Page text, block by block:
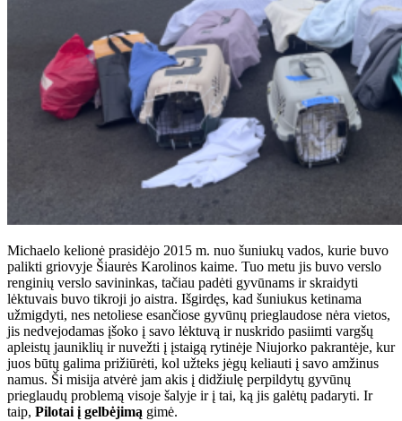
Michaelo kelionė prasidėjo 2015 m. nuo šuniukų vados, kurie buvo
palikti griovyje Šiaurės Karolinos kaime. Tuo metu jis buvo verslo
renginių verslo savininkas, tačiau padėti gyvūnams ir skraidyti
lėktuvais buvo tikroji jo aistra. Išgirdęs, kad šuniukus ketinama
užmigdyti, nes netoliese esančiose gyvūnų prieglaudose nėra vietos,
jis nedvejodamas įšoko į savo lėktuvą ir nuskrido pasiimti vargšų
apleistų jauniklių ir nuvežti į įstaigą rytinėje Niujorko pakrantėje, kur
juos būtų galima prižiūrėti, kol užteks jėgų keliauti į savo amžinus
namus. Ši misija atvėrė jam akis į didžiulę perpildytų gyvūnų
prieglaudų problemą visoje šalyje ir į tai, ką jis galėtų padaryti. Ir
taip, Pilotai į gelbėjimą gimė.